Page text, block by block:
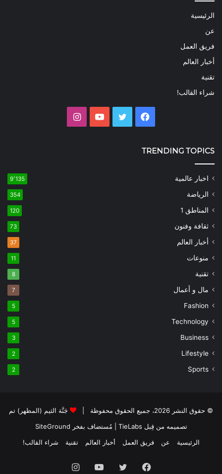
الرئيسية
عن
فريق العمل
أخبار العالم
تقنية
شراء القالب!
فيسبوك تويتر يوتيوب
TRENDING TOPICS
اخبار عالمية 9٬135
الرياضة 354
المناطق 1 120
ثقافة وفنون 73
أخبار العالم 37
منوعات 11
تقنية 8
مال و أعمال 7
Fashion
5
Technology
5
Business
3
Lifestyle
2
Sports
2
© حقوق النشر 2026، جميع الحقوق محفوظة |
جَنَّة الثيم (المظهر) تم
تصميمه من قِبل TieLabs
| مُستضاف بفخر SiteGround
الرئيسية
عن فريق العمل أخبار العالم تقنية شراء القالب!
فيسبوك تويتر يوتيوب